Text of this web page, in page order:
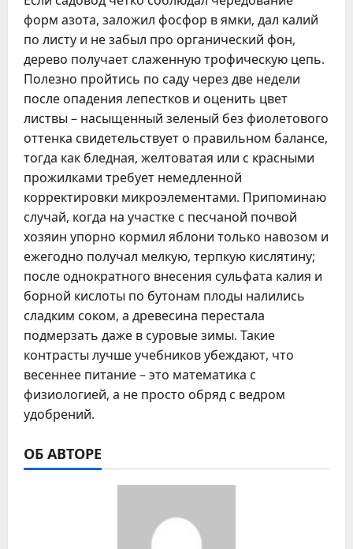
форм азота, заложил фосфор в ямки, дал калий
по листу и не забыл про органический фон,
дерево получает слаженную трофическую цепь.
Полезно пройтись по саду через две недели
после опадения лепестков и оценить цвет
листвы – насыщенный зеленый без фиолетового
оттенка свидетельствует о правильном балансе,
тогда как бледная, желтоватая или с красными
прожилками требует немедленной
корректировки микроэлементами. Припоминаю
случай, когда на участке с песчаной почвой
хозяин упорно кормил яблони только навозом и
ежегодно получал мелкую, терпкую кислятину;
после однократного внесения сульфата калия и
борной кислоты по бутонам плоды налились
сладким соком, а древесина перестала
подмерзать даже в суровые зимы. Такие
контрасты лучше учебников убеждают, что
весеннее питание – это математика с
физиологией, а не просто обряд с ведром
удобрений.
ОБ АВТОРЕ